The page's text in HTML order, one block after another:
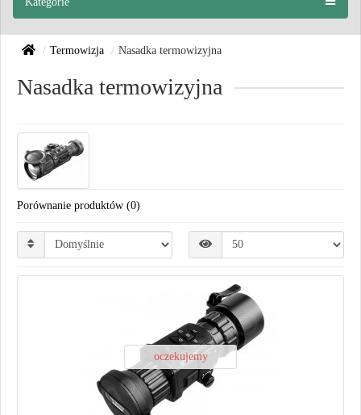
Termowizja Nasadka termowizyjna
Nasadka termowizyjna
Porównanie produktów (0)
oczekujemy